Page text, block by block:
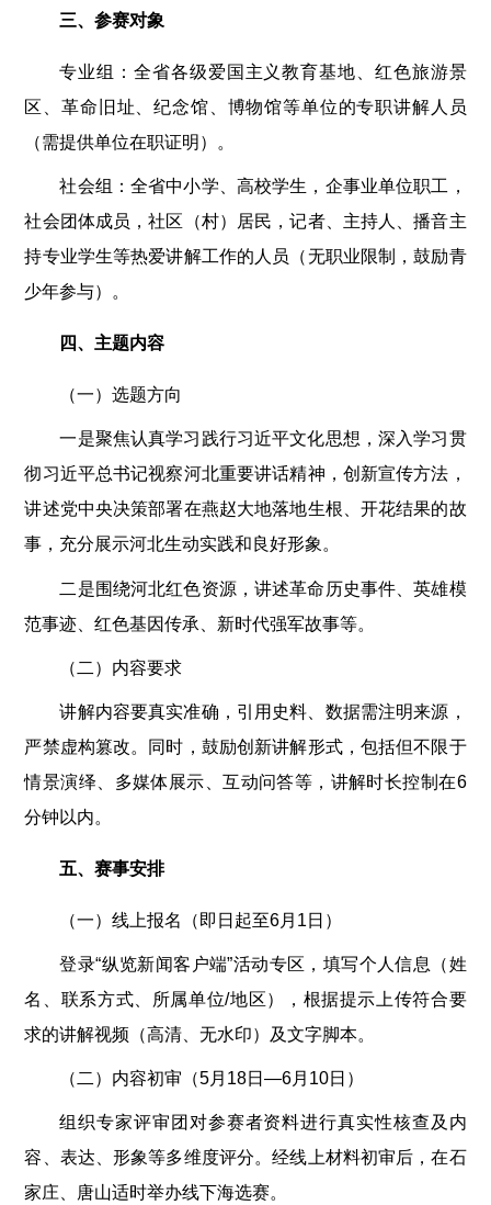
三、参赛对象
专业组：全省各级爱国主义教育基地、红色旅游景
区、革命旧址、纪念馆、博物馆等单位的专职讲解人员
（需提供单位在职证明）。
社会组：全省中小学、高校学生，企事业单位职工，
社会团体成员，社区（村）居民，记者、主持人、播音主
持专业学生等热爱讲解工作的人员（无职业限制，鼓励青
少年参与）。
四、主题内容
（一）选题方向
一是聚焦认真学习践行习近平文化思想，深入学习贯
彻习近平总书记视察河北重要讲话精神，创新宣传方法，
讲述党中央决策部署在燕赵大地落地生根、开花结果的故
事，充分展示河北生动实践和良好形象。
二是围绕河北红色资源，讲述革命历史事件、英雄模
范事迹、红色基因传承、新时代强军故事等。
（二）内容要求
讲解内容要真实准确，引用史料、数据需注明来源，
严禁虚构篡改。同时，鼓励创新讲解形式，包括但不限于
情景演绎、多媒体展示、互动问答等，讲解时长控制在6
分钟以内。
五、赛事安排
（一）线上报名（即日起至6月1日）
登录“纵览新闻客户端”活动专区，填写个人信息（姓
名、联系方式、所属单位/地区），根据提示上传符合要
求的讲解视频（高清、无水印）及文字脚本。
（二）内容初审（5月18日—6月10日）
组织专家评审团对参赛者资料进行真实性核查及内
容、表达、形象等多维度评分。经线上材料初审后，在石
家庄、唐山适时举办线下海选赛。